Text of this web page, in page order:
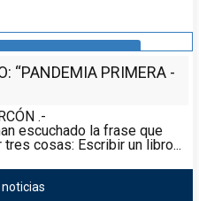
“PANDEMIA PRIMERA -
.-
escuchado la frase que
tres cosas: Escribir un libro...